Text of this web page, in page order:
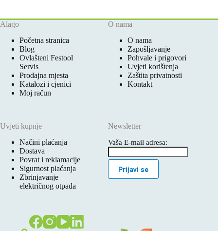
Alago
Početna stranica
Blog
Ovlašteni Festool
Servis
Prodajna mjesta
Katalozi i cjenici
Moj račun
O nama
O nama
Zapošljavanje
Pohvale i prigovori
Uvjeti korištenja
Zaštita privatnosti
Kontakt
Uvjeti kupnje
Načini plaćanja
Dostava
Povrat i reklamacije
Sigurnost plaćanja
Zbrinjavanje
električnog otpada
Newsletter
Vaša E-mail adresa:
Prijavi se